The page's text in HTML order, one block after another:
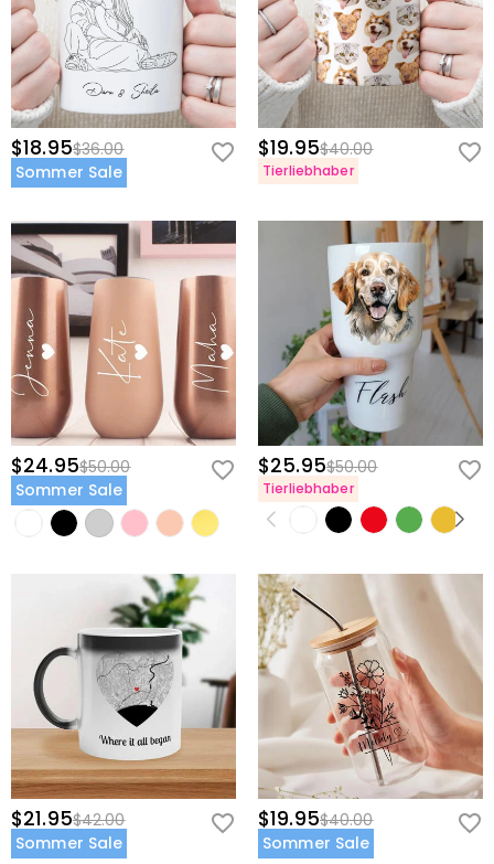
$18.95$36.00
Sommer Sale
$19.95$40.00
Tierliebhaber
$24.95$50.00
Sommer Sale
$25.95$50.00
Tierliebhaber
$21.95$42.00
Sommer Sale
$19.95$40.00
Sommer Sale